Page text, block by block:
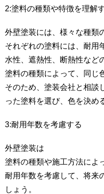
2:塗料の種類や特徴を理解
外壁塗装には、様々な種類
それぞれの塗料には、耐用
水性、遮熱性、断熱性など
塗料の種類によって、同じ
そのため、塗装会社と相談
った塗料を選び、色を決め
3:耐用年数を考慮する
外壁塗装は
塗料の種類や施工方法によ
耐用年数を考慮して、将来
しょう。